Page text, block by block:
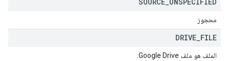
محجوز
DRIVE FILE
الملف هو ملف Google Drive.